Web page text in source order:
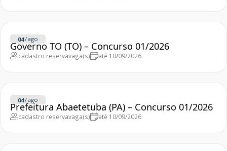
04/ago
Governo TO (TO) – Concurso 01/2026
cadastro reservavaga(s) até 10/09/2026
04/ago
Prefeitura Abaetetuba (PA) – Concurso 01/2026
cadastro reservavaga(s) até 10/09/2026